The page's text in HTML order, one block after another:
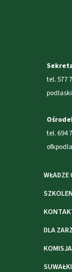
tel. 577
tel. 694
WŁADZE
DLA
SUWAŁKI